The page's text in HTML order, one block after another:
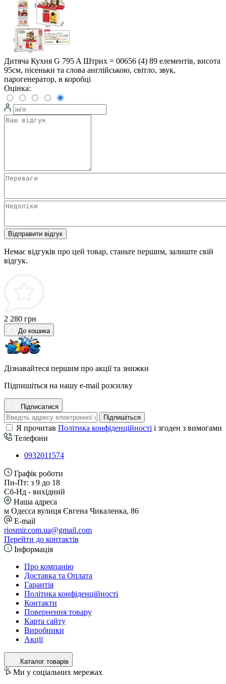
Дитяча Кухня G 795 A Штрих = 00656 (4) 89 елементів, висота
95см, пісеньки та слова англійською, світло, звук,
парогенератор, в коробці
Оцінка:
Відправити відгук
Немає відгуків про цей товар, станьте першим, залиште свій
відгук.
2 280 грн
До кошика
Дізнавайтеся першим про акції та знижки
Підпишіться на нашу e-mail розсилку
Підписатися
Підпишіться
Я прочитав Політика конфіденційності і згоден з вимогами
Телефони
0932011574
Графік роботи
Пн-Пт: з 9 до 18
Сб-Нд - вихідний
Наша адреса
м Одесса вулиця Євгена Чикаленка, 86
E-mail
riosmir.com.ua@gmail.com
Перейти до контактів
Інформація
Про компанію
Доставка та Оплата
Гарантія
Політика конфіденційності
Контакти
Повернення товару
Карта сайту
Виробники
Акції
Каталог товарів
Ми у соціальних мережах